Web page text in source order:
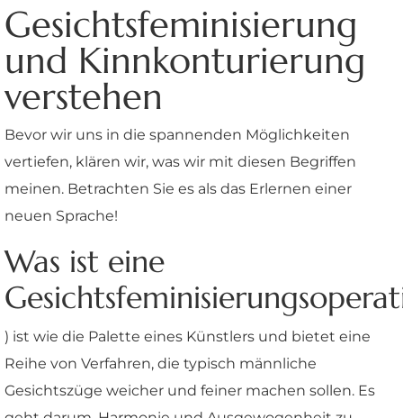
Gesichtsfeminisierung
und Kinnkonturierung
verstehen
Bevor wir uns in die spannenden Möglichkeiten
vertiefen, klären wir, was wir mit diesen Begriffen
meinen. Betrachten Sie es als das Erlernen einer
neuen Sprache!
Was ist eine
) ist wie die Palette eines Künstlers und bietet eine
Reihe von Verfahren, die typisch männliche
Gesichtszüge weicher und feiner machen sollen. Es